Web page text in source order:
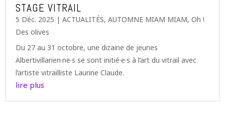
STAGE VITRAIL
5 Déc. 2025 |ACTUALITÉS,AUTOMNE MIAM MIAM,Oh !
Des olives
Du 27 au 31 octobre, une dizaine de jeunes
Albertivillarien·ne·s se sont initié·e·s à l’art du vitrail avec
l’artiste vitrailliste Laurine Claude.
lire plus